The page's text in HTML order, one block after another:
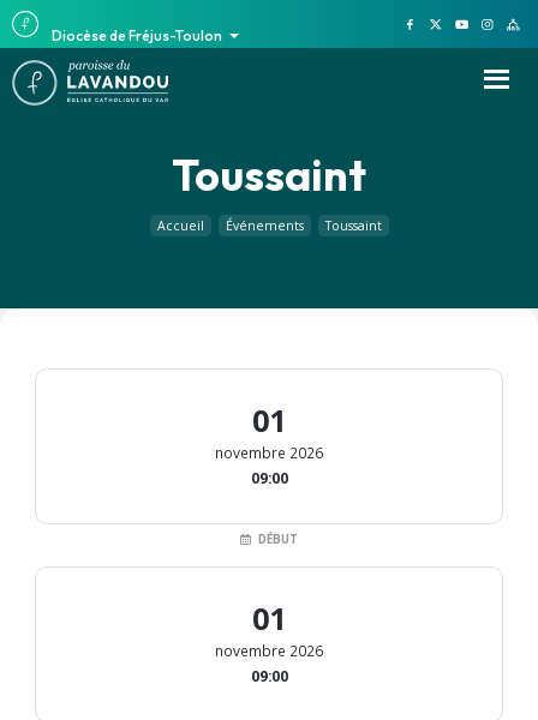
Diocèse de Fréjus-Toulon
Toussaint
Accueil Événements Toussaint
01
novembre 2026
09:00
DÉBUT
01
novembre 2026
09:00